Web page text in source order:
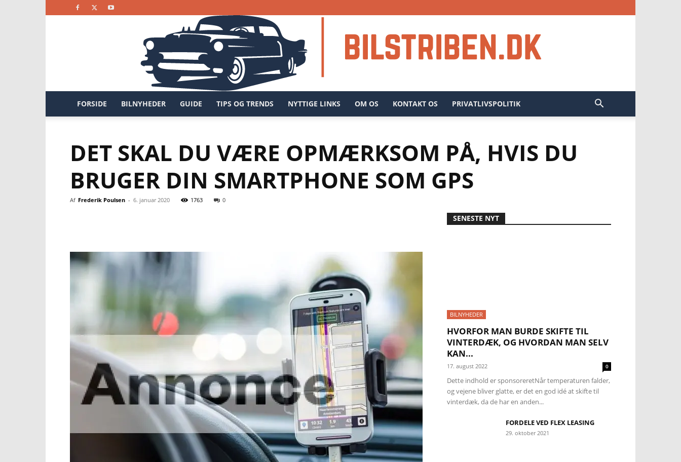
FORSIDE BILNYHEDER GUIDE TIPS OG TRENDS NYTTIGE LINKS OM OS KONTAKT OS PRIVATLIVSPOLITIK
DET SKAL DU VÆRE OPMÆRKSOM PÅ, HVIS DU
BRUGER DIN SMARTPHONE SOM GPS
Af Frederik Poulsen - 6. januar 2020 1763 0
SENESTE NYT
BILNYHEDER
HVORFOR MAN BURDE SKIFTE TIL
VINTERDÆK, OG HVORDAN MAN SELV
KAN...
17. august 2022 0
Dette indhold er sponsoreretNår temperaturen falder,
og vejene bliver glatte, er det en god idé at skifte til
vinterdæk, da de har en anden...
FORDELE VED FLEX LEASING
29. oktober 2021